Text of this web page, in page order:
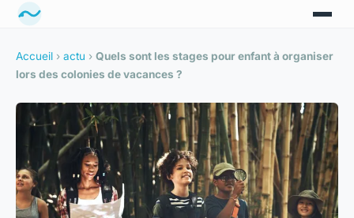
Accueil › actu › Quels sont les stages pour enfant à organiser
lors des colonies de vacances ?